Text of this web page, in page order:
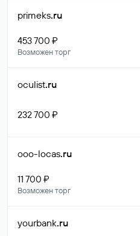
primeks.ru
453 700 ₽
Возможен торг
oculist.ru
232 700 ₽
ooo-locas.ru
11 700 ₽
Возможен торг
yourbank.ru